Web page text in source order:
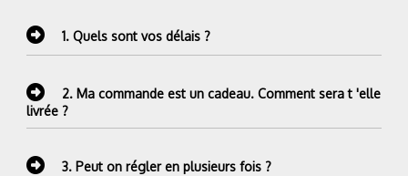
1. Quels sont vos délais ?
2. Ma commande est un cadeau. Comment sera t 'elle
livrée ?
3. Peut on régler en plusieurs fois ?